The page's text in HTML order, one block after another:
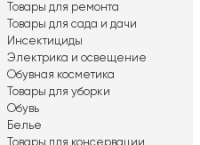
Товары для ремонта
Товары для сада и дачи
Инсектициды
Электрика и освещение
Обувная косметика
Товары для уборки
Обувь
Белье
Товары для консервации